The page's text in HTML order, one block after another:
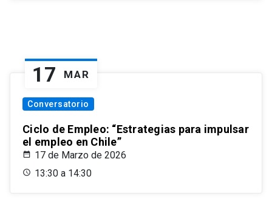
17 MAR
Conversatorio
Ciclo de Empleo: “Estrategias para impulsar
el empleo en Chile”
17 de Marzo de 2026
13:30 a 14:30